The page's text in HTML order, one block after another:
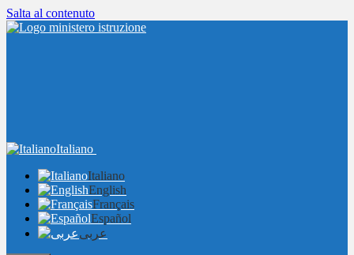
Salta al contenuto
Italiano
Italiano
English
Français
Español
عربى